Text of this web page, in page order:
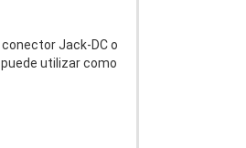
Jack-DC o
utilizar como